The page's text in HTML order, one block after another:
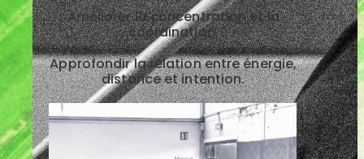
Améliorer la concentration et la
coordination.
Approfondir la relation entre énergie,
distance et intention.